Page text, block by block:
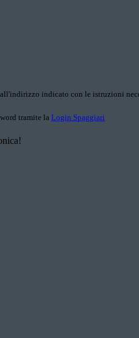
indicato con le istruzioni
tramite la Login Spaggiari